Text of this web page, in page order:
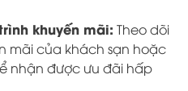
khuyến mãi: Theo dõi
mãi của khách sạn hoặc
nhận được ưu đãi hấp